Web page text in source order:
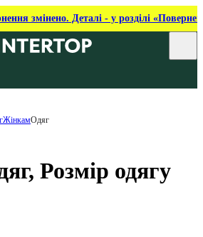
змінено. Деталі - у розділі
ЖінкамОдяг
Розмір одягу